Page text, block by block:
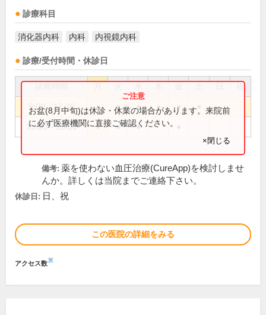
診療科目
消化器内科 内科 内視鏡内科
診療/受付時間・休診日
祝
9:00～12:30 ● ● ● ● ●
15:30～18:00 ● ● ●
お盆(8月中旬)は休診・休業の場合があります。来院前
に必ず医療機関に直接ご確認ください。
×閉じる
備考: 薬を使わない血圧治療(CureApp)を検討しませ
んか。詳しくは当院までご連絡下さい。
休診日: 日、祝
この医院の詳細をみる
アクセス数※